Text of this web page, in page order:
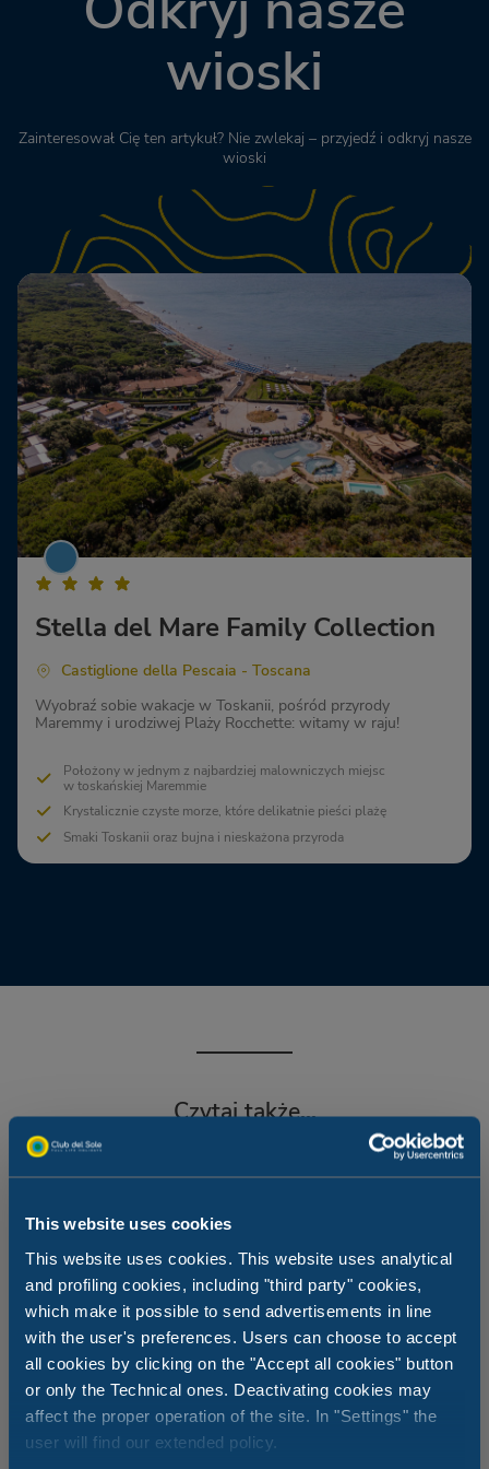
This website uses cookies
This website uses cookies. This website uses analytical
and profiling cookies, including "third party" cookies,
which make it possible to send advertisements in line
with the user's preferences. Users can choose to accept
all cookies by clicking on the "Accept all cookies" button
or only the Technical ones. Deactivating cookies may
affect the proper operation of the site. In "Settings" the
user will find our extended policy.
wioski
Zainteresował Cię ten artykuł? Nie zwlekaj – przyjedź i odkryj nasze
wioski
Stella del Mare Family Collection
Castiglione della Pescaia - Toscana
Wyobraź sobie wakacje w Toskanii, pośród przyrody
Maremmy i urodziwej Plaży Rocchette: witamy w raju!
Położony w jednym z najbardziej malowniczych miejsc
w toskańskiej Maremmie
Krystalicznie czyste morze, które delikatnie pieści plażę
Smaki Toskanii oraz bujna i nieskażona przyroda
Czytaj także...